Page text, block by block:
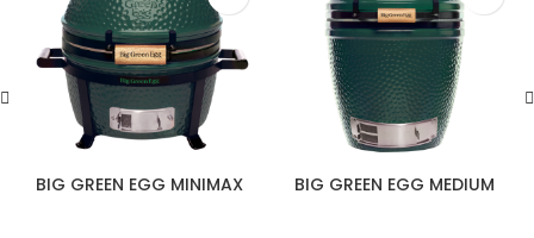
BIG GREEN EGG MINIMAX BIG GREEN EGG MEDIUM